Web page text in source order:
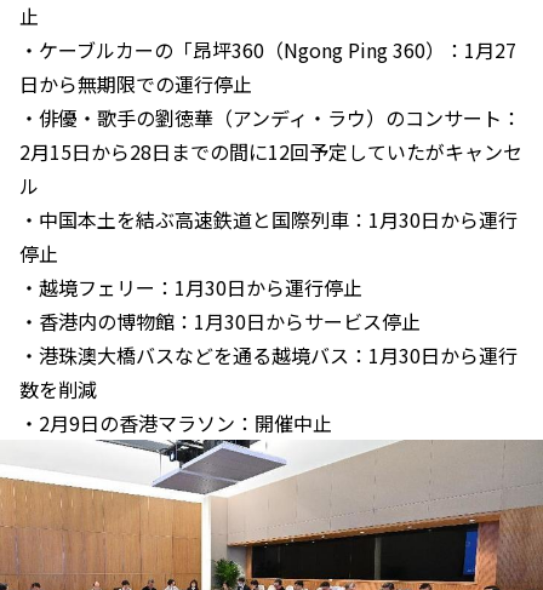
止
・ケーブルカーの「昂坪360（Ngong Ping 360）：1月27
日から無期限での運行停止
・俳優・歌手の劉徳華（アンディ・ラウ）のコンサート：
2月15日から28日までの間に12回予定していたがキャンセ
ル
・中国本土を結ぶ高速鉄道と国際列車：1月30日から運行
停止
・越境フェリー：1月30日から運行停止
・香港内の博物館：1月30日からサービス停止
・港珠澳大橋バスなどを通る越境バス：1月30日から運行
数を削減
・2月9日の香港マラソン：開催中止